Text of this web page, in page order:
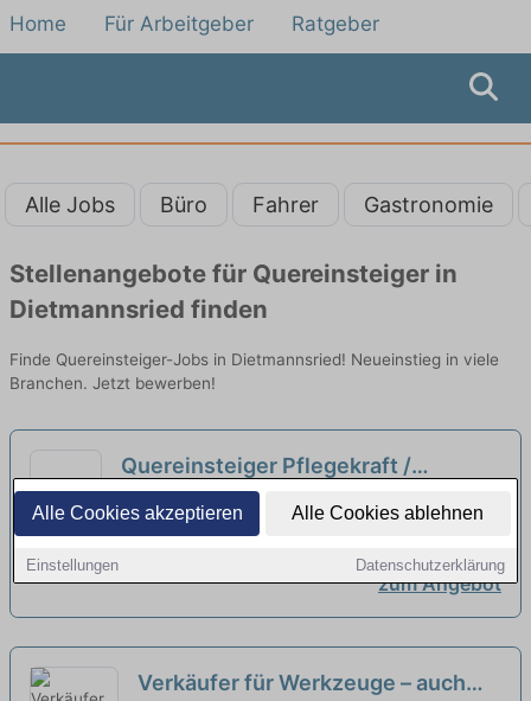
Alle Cookies akzeptieren Alle Cookies ablehnen
Einstellungen Datenschutzerklärung
Home Für Arbeitgeber Ratgeber
Alle Jobs Büro Fahrer Gastronomie
Stellenangebote für Quereinsteiger in
Dietmannsried finden
Finde Quereinsteiger-Jobs in Dietmannsried! Neueinstieg in viele
Branchen. Jetzt bewerben!
Quereinsteiger Pflegekraft /
Pflegehilfskraft (m/w/d)
Evangelische Heimstiftung GmbH | Isny im
zum Angebot
Verkäufer für Werkzeuge – auch